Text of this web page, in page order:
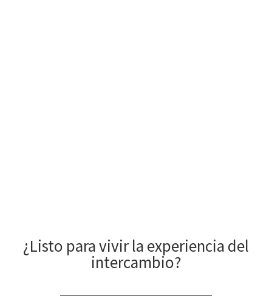
¿Listo para vivir la experiencia del
intercambio?